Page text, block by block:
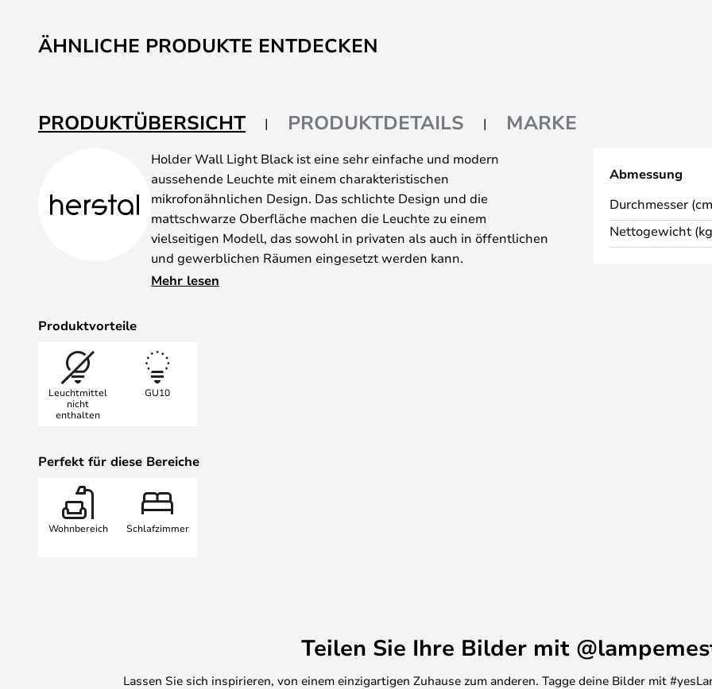
ÄHNLICHE PRODUKTE ENTDECKEN
PRODUKTÜBERSICHT PRODUKTDETAILS MARKE
Holder Wall Light Black ist eine sehr einfache und modern
aussehende Leuchte mit einem charakteristischen
mikrofonähnlichen Design. Das schlichte Design und die
mattschwarze Oberfläche machen die Leuchte zu einem
vielseitigen Modell, das sowohl in privaten als auch in öffentlichen
und gewerblichen Räumen eingesetzt werden kann.
Der Lampenkopf ist zylindrisch und hat einen Lichtaustritt am
Die Leuchte ist Teil der Holder-Serie, die von Mikael Berlin für den
dänischen Leuchtenhersteller Herstal entworfen wurde. Die Serie
umfasst Pendelleuchten, Decken-, Stehleuchten und
werden, um die Lichtrichtung einzustellen und ausgewählte Teile
Mehr lesen
Produktvorteile
Leuchtmittel
nicht
enthalten
GU10
Perfekt für diese Bereiche
Wohnbereich Schlafzimmer
Abmessung
Durchmesser
Nettogewicht
Teilen Sie Ihre Bilder mit
Lassen Sie sich inspirieren, von einem einzigartigen Zuhause zum anderen. Tagge deine Bilder mit